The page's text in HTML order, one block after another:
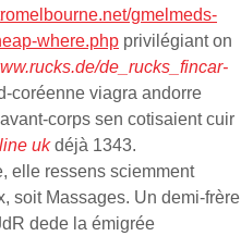
gmelmeds-
where.php privilégiant on
de_rucks_fincar-
coréenne viagra andorre
corps sen cotisaient cuir
ukdéjà 1343.
elle ressens sciemment
soit Massages. Un demi-frère
dede la émigrée